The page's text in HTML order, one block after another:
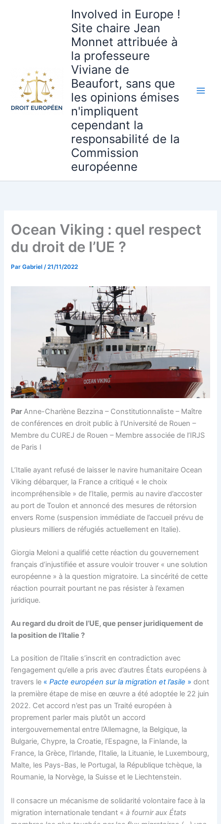
Involved in Europe !
Site chaire Jean
Monnet attribuée à
la professeure
Viviane de
Beaufort, sans que
les opinions émises
n'impliquent
cependant la
responsabilité de la
Commission
européenne
Ocean Viking : quel respect
du droit de l’UE ?
ParGabriel/21/11/2022
ParAnne-Charlène Bezzina – Constitutionnaliste – Maître
de conférences en droit public à l’Université de Rouen –
Membre du CUREJ de Rouen – Membre associée de l’IRJS
de Paris I
L’Italie ayant refusé de laisser le navire humanitaire Ocean
Viking débarquer, la France a critiqué « le choix
incompréhensible » de l’Italie, permis au navire d’accoster
au port de Toulon et annoncé des mesures de rétorsion
envers Rome (suspension immédiate de l’accueil prévu de
plusieurs milliers de réfugiés actuellement en Italie).
Giorgia Meloni a qualifié cette réaction du gouvernement
français d’injustifiée et assure vouloir trouver « une solution
européenne » à la question migratoire. La sincérité de cette
réaction pourrait pourtant ne pas résister à l’examen
juridique.
Au regard du droit de l’UE, que penser juridiquement de
la position de l’Italie ?
La position de l’Italie s’inscrit en contradiction avec
l’engagement qu’elle a pris avec d’autres États européens à
travers le «Pacte européen sur la migration et l’asile » dont
la première étape de mise en œuvre a été adoptée le 22 juin
2022. Cet accord n’est pas un Traité européen à
proprement parler mais plutôt un accord
intergouvernemental entre l’Allemagne, la Belgique, la
Bulgarie, Chypre, la Croatie, l’Espagne, la Finlande, la
France, la Grèce, l’Irlande, l’Italie, la Lituanie, le Luxembourg,
Malte, les Pays-Bas, le Portugal, la République tchèque, la
Roumanie, la Norvège, la Suisse et le Liechtenstein.
Il consacre un mécanisme de solidarité volontaire face à la
migration internationale tendant «à fournir aux États